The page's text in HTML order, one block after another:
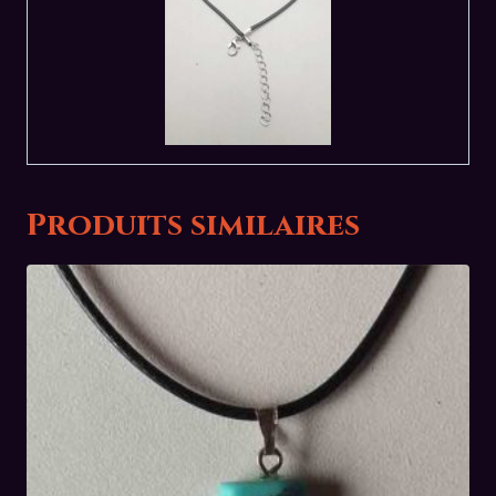
Produits similaires